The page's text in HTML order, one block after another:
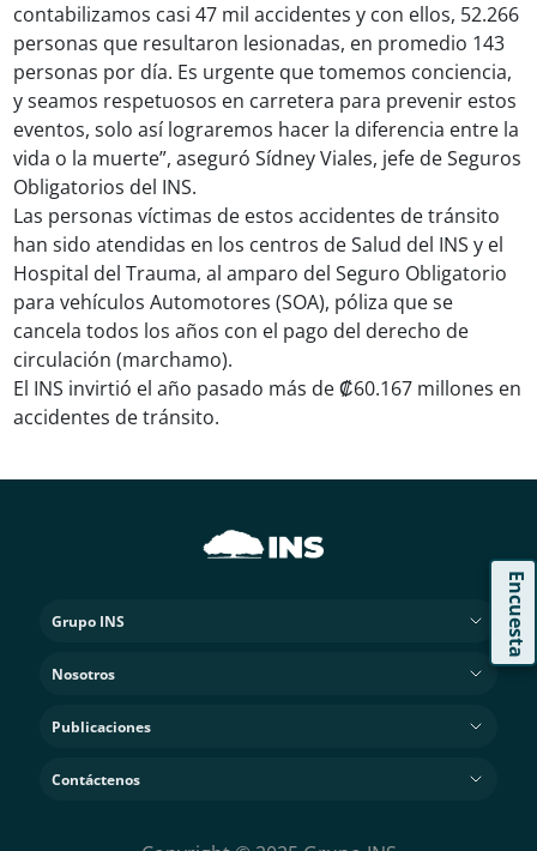
Encuesta
contabilizamos casi 47 mil accidentes y con ellos, 52.266
personas que resultaron lesionadas, en promedio 143
personas por día. Es urgente que tomemos conciencia,
y seamos respetuosos en carretera para prevenir estos
eventos, solo así lograremos hacer la diferencia entre la
vida o la muerte”, aseguró Sídney Viales, jefe de Seguros
Obligatorios del INS.
Las personas víctimas de estos accidentes de tránsito
han sido atendidas en los centros de Salud del INS y el
Hospital del Trauma, al amparo del Seguro Obligatorio
para vehículos Automotores (SOA), póliza que se
cancela todos los años con el pago del derecho de
circulación (marchamo).
El INS invirtió el año pasado más de ₡60.167 millones en
accidentes de tránsito.
Grupo INS
Nosotros
Publicaciones
Contáctenos